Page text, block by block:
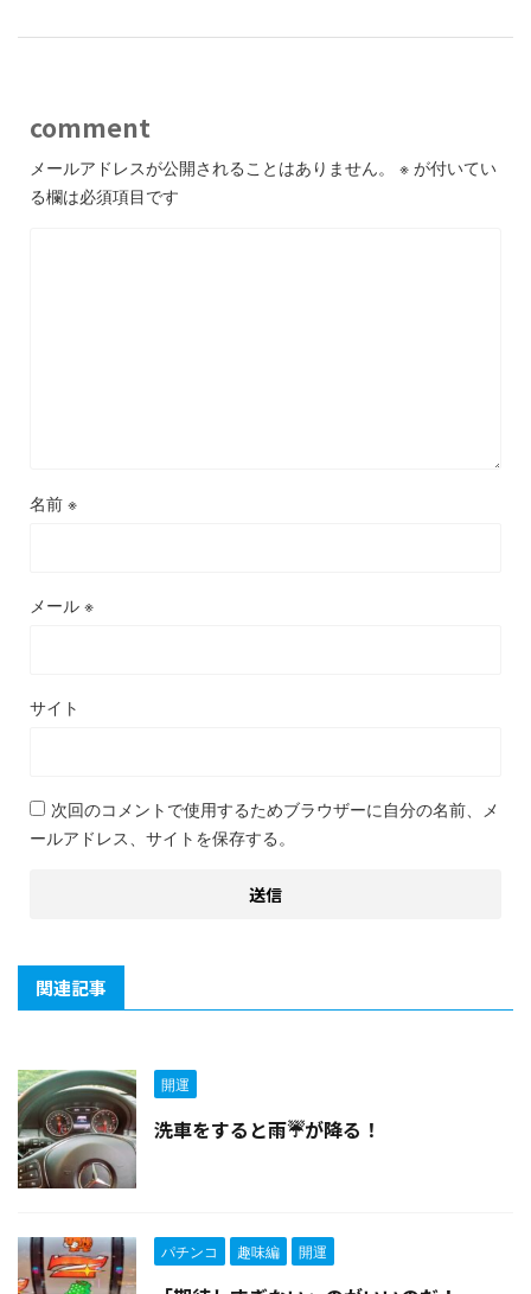
comment
メールアドレスが公開されることはありません。 ※ が付いてい
る欄は必須項目です
名前 ※
メール ※
サイト
次回のコメントで使用するためブラウザーに自分の名前、メ
ールアドレス、サイトを保存する。
関連記事
開運
洗車をすると雨☔が降る！
パチンコ 趣味編 開運